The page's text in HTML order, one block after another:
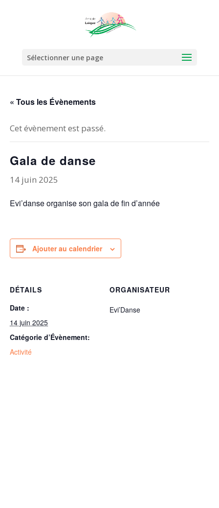
Sélectionner une page
« Tous les Évènements
Cet évènement est passé.
Gala de danse
14 juin 2025
Evi’danse organise son gala de fin d’année
Ajouter au calendrier
DÉTAILS
Date :
14 juin 2025
Catégorie d’Évènement:
Activité
ORGANISATEUR
Evi’Danse